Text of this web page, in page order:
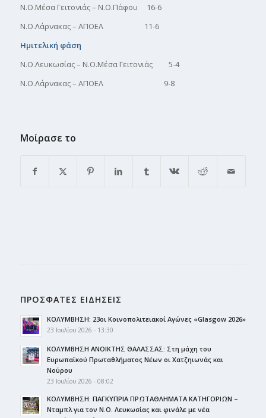
Ν.Ο.Μέσα Γειτονιάς – Ν.Ο.Πάφου 16-6
Ν.Ο.Λάρνακας – ΑΠΟΕΛ 11-6
Ημιτελική φάση
Ν.Ο.Λευκωσίας – Ν.Ο.Μέσα Γειτονιάς 5-4
Ν.Ο.Λάρνακας – ΑΠΟΕΛ 9-8
Μοίρασε το
ΠΡΟΣΦΑΤΕΣ ΕΙΔΗΣΕΙΣ
ΚΟΛΥΜΒΗΣΗ: 23οι Κοινοπολιτειακοί Αγώνες «Glasgow 2026»
23 Ιουλίου 2026 - 13:30
ΚΟΛΥΜΒΗΣΗ ΑΝΟΙΚΤΗΣ ΘΑΛΑΣΣΑΣ: Στη μάχη του
Ευρωπαϊκού Πρωταθλήματος Νέων οι Χατζηιωνάς και
Νούρου
23 Ιουλίου 2026 - 08:02
ΚΟΛΥΜΒΗΣΗ: ΠΑΓΚΥΠΡΙΑ ΠΡΩΤΑΘΛΗΜΑΤΑ ΚΑΤΗΓΟΡΙΩΝ –
Νταμπλ για τον Ν.Ο. Λευκωσίας και φινάλε με νέα